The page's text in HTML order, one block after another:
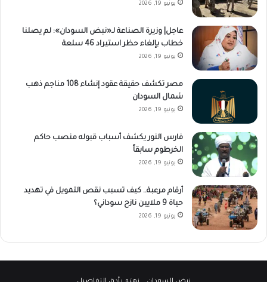
يونيو 19, 2026
عاجل| وزيرة الصناعة لـ«نبض السودان»: لم يصلنا
خطاب بإلغاء حظر استيراد 46 سلعة
يونيو 19, 2026
مصر تكشف حقيقة عقود إنشاء 108 مناجم ذهب
شمال السودان
يونيو 19, 2026
فارس النور يكشف أسباب قبوله منصب حاكم
الخرطوم سابقاً
يونيو 19, 2026
أرقام مرعبة.. كيف تسبب نقص التمويل في تهديد
حياة 9 ملايين نازح سوداني؟
يونيو 19, 2026